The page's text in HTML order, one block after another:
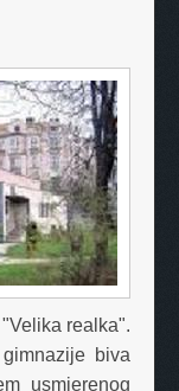
realka".
biva
usmjerenog